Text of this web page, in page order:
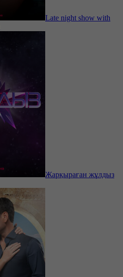
Late night show with
Жарқыраған жұлдыз